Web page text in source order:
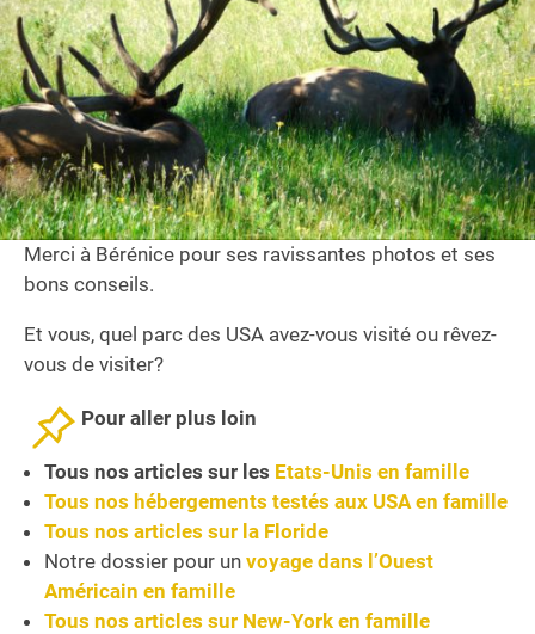
Merci à Bérénice pour ses ravissantes photos et ses
bons conseils.
Et vous, quel parc des USA avez-vous visité ou rêvez-
vous de visiter?
Pour aller plus loin
Tous nos articles sur les Etats-Unis en famille
Tous nos hébergements testés aux USA en famille
Tous nos articles sur la Floride
Notre dossier pour un voyage dans l’Ouest
Américain en famille
Tous nos articles sur New-York en famille